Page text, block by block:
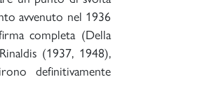
avvenuto nel 1936
completa (Della
(1937, 1948),
definitivamente